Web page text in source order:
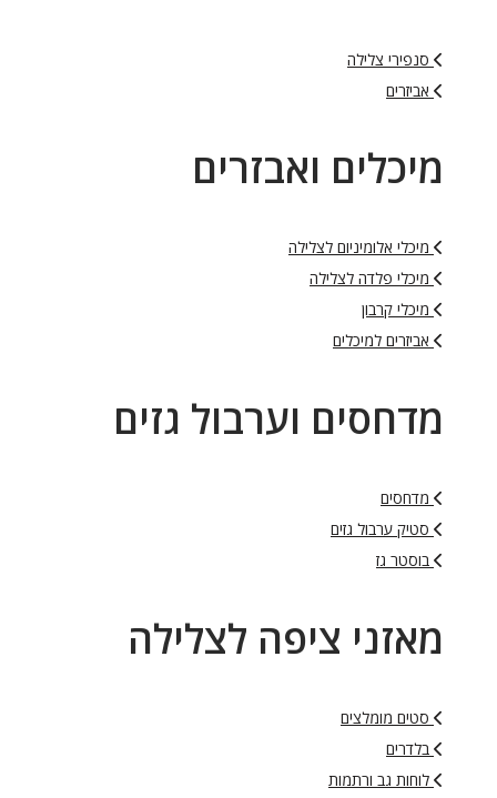
סנפירי צלילה
אביזרים
מיכלים ואבזרים
מיכלי אלומיניום לצלילה
מיכלי פלדה לצלילה
מיכלי קרבון
אביזרים למיכלים
מדחסים וערבול גזים
מדחסים
סטיק ערבול גזים
בוסטר גז
מאזני ציפה לצלילה
סטים מומלצים
בלדרים
לוחות גב ורתמות